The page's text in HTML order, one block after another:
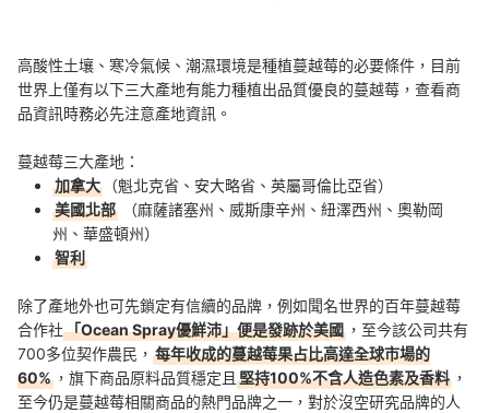
高酸性土壤、寒冷氣候、潮濕環境是種植蔓越莓的必要條件，目前
世界上僅有以下三大產地有能力種植出品質優良的蔓越莓，查看商
品資訊時務必先注意產地資訊。
蔓越莓三大產地：
加拿大
（魁北克省、安大略省、英屬哥倫比亞省）
美國北部
（麻薩諸塞州、威斯康辛州、紐澤西州、奧勒岡
州、華盛頓州）
智利
除了產地外也可先鎖定有信續的品牌，例如聞名世界的百年蔓越莓
合作社「Ocean Spray優鮮沛」便是發跡於美國 ，至今該公司共有
700多位契作農民， 每年收成的蔓越莓果占比高達全球市場的
60% ，旗下商品原料品質穩定且 堅持100%不含人造色素及香料 ，
至今仍是蔓越莓相關商品的熱門品牌之一，對於沒空研究品牌的人